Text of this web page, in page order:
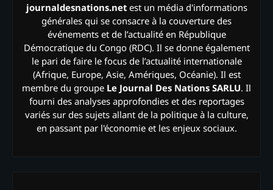
journaldesnations.netest un média d'informations
générales qui se consacre à la couverture des
événements et de l’actualité en République
Démocratique du Congo (RDC). Il se donne également
le pari de faire le focus de l’actualité internationale
(Afrique, Europe, Asie, Amériques, Océanie). Il est
membre du groupe Le Journal Des Nations SARLU. Il
fourni des analyses approfondies et des reportages
variés sur des sujets allant de la politique à la culture,
en passant par l'économie et les enjeux sociaux.